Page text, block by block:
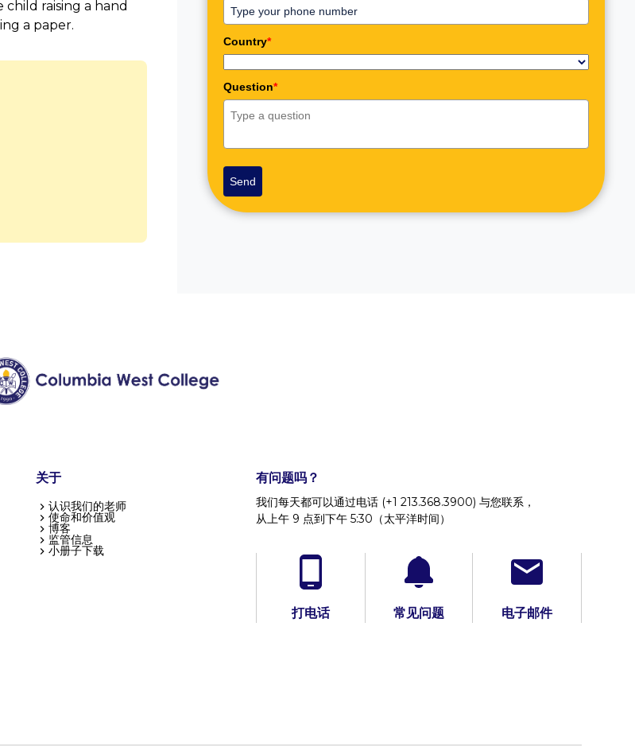
Country*
Question*
Send
关于
认识我们的老师
使命和价值观
博客
监管信息
小册子下载
有问题吗？
我们每天都可以通过电话 (+1 213.368.3900) 与您联系，
从上午 9 点到下午 5:30（太平洋时间）
打电话 常见问题 电子邮件